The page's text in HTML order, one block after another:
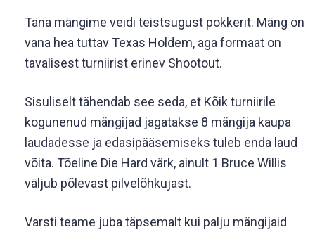
Täna mängime veidi teistsugust pokkerit. Mäng on
vana hea tuttav Texas Holdem, aga formaat on
tavalisest turniirist erinev Shootout.
Sisuliselt tähendab see seda, et Kõik turniirile
kogunenud mängijad jagatakse 8 mängija kaupa
laudadesse ja edasipääsemiseks tuleb enda laud
võita. Tõeline Die Hard värk, ainult 1 Bruce Willis
väljub põlevast pilvelõhkujast.
Varsti teame juba täpsemalt kui palju mängijaid